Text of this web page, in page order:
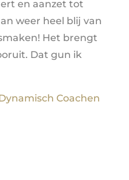
en aanzet tot
weer heel blij van
Het brengt
Dat gun ik
Coachen